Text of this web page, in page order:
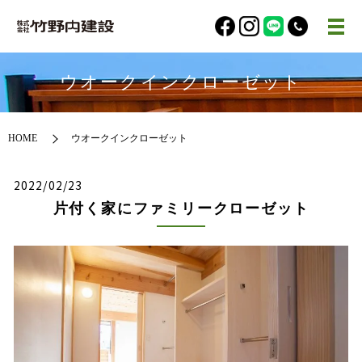
ウオークインクローゼット
HOME ウオークインクローゼット
2022/02/23
片付く家にファミリークローゼット